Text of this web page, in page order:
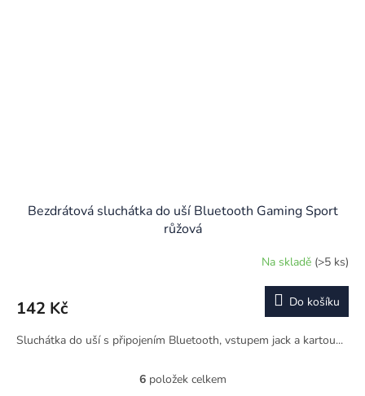
Bezdrátová sluchátka do uší Bluetooth Gaming Sport
růžová
Na skladě (>5 ks)
142 Kč Do košíku
Sluchátka do uší s připojením Bluetooth, vstupem jack a kartou...
O
6položek celkem